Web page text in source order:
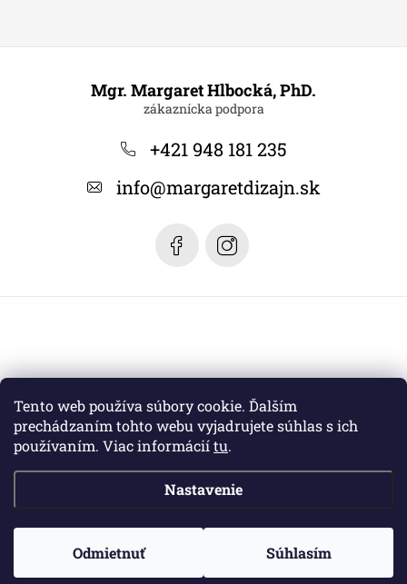
Tento web používa súbory cookie. Ďalším
prechádzaním tohto webu vyjadrujete súhlas s ich
používaním. Viac informáciítu.
Nastavenie
Odmietnuť Súhlasím
Mgr. Margaret Hlbocká, PhD.
+421 948 181 235
info@margaretdizajn.sk
Copyright 2026Margaret dizajn. Všetky práva vyhradené.